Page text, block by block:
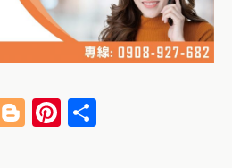
Bl
o
Pi
nt